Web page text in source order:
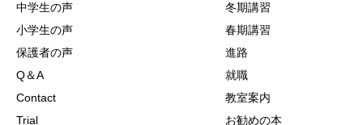
中学生の声
小学生の声
保護者の声
Q＆A
Contact
Trial
冬期講習
春期講習
進路
就職
教室案内
お勧めの本